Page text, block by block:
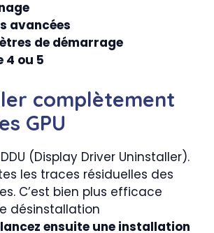
avancées
de démarrage
4 ou 5
complètement
GPU
(Display Driver Uninstaller).
les traces résiduelles des
C’est bien plus efficace
désinstallation
ensuite une installation